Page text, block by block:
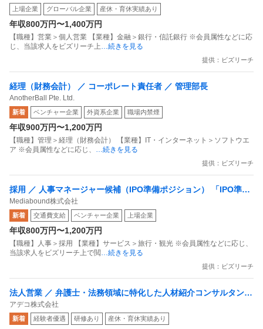
上場企業 グローバル企業 産休・育休実績あり
年収800万円〜1,400万円
【職種】営業＞個人営業 【業種】金融＞銀行・信託銀行 ※会員属性などに応
じ、当該求人をビズリーチ上…続きを見る
提供：ビズリーチ
経理（財務会計） ／ コーポレート責任者 ／ 管理部長
AnotherBall Pte. Ltd.
新着 ベンチャー企業 外資系企業 職場内禁煙
年収900万円〜1,200万円
【職種】管理＞経理（財務会計） 【業種】IT・インターネット＞ソフトウエ
ア ※会員属性などに応じ、 …続きを見る
提供：ビズリーチ
採用 ／ 人事マネージャー候補（IPO準備ポジション） 「IPO準備
中／服装自由／通勤交通費支給」
Mediabound株式会社
新着 交通費支給 ベンチャー企業 上場企業
年収800万円〜1,200万円
【職種】人事＞採用 【業種】サービス＞旅行・観光 ※会員属性などに応じ、
当該求人をビズリーチ上で閲…続きを見る
提供：ビズリーチ
法人営業 ／ 弁護士・法務領域に特化した人材紹介コンサルタント
（経験者採用）
アデコ株式会社
新着 経験者優遇 研修あり 産休・育休実績あり